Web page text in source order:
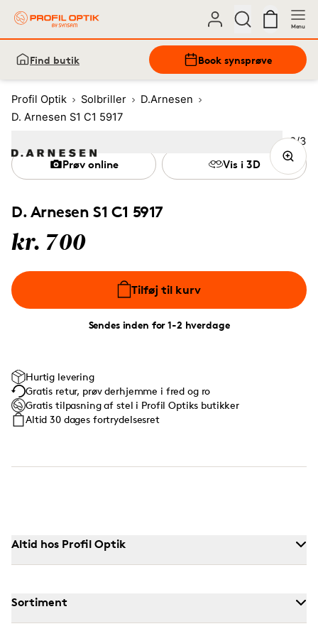
Menu
Find butik Book synsprøve
Profil Optik Solbriller
D.Arnesen
D. Arnesen S1 C1 5917
D. Arnesen S1 C1 5917
kr. 700
Tilføj til kurv
Sendes inden for 1-2 hverdage
Prøv online Vis i 3D
Hurtig levering
Gratis retur, prøv derhjemme i fred og ro
Gratis tilpasning af stel i Profil Optiks butikker
Altid 30 dages fortrydelsesret
2/3
Image 1 3
Altid hos Profil Optik
Sortiment